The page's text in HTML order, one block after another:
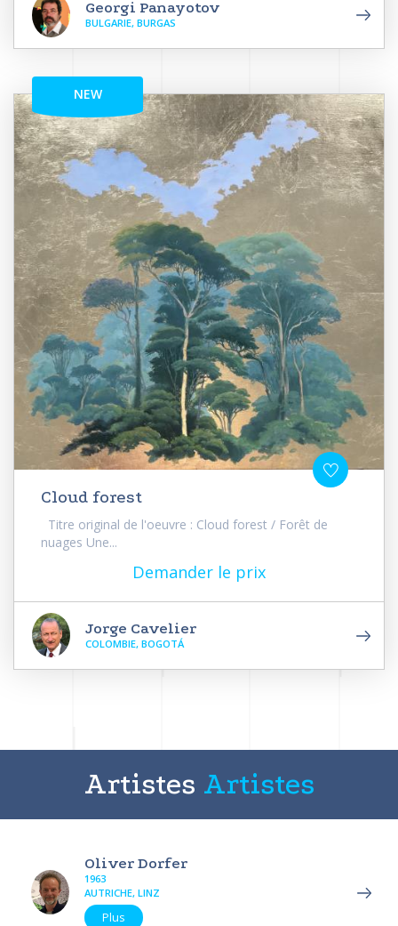
Georgi Panayotov
BULGARIE, BURGAS
NEW
Cloud forest
Titre original de l'oeuvre : Cloud forest / Forêt de
nuages Une...
Demander le prix
Jorge Cavelier
COLOMBIE, BOGOTÁ
Artistes Artistes
Oliver Dorfer
1963
AUTRICHE, LINZ
Plus